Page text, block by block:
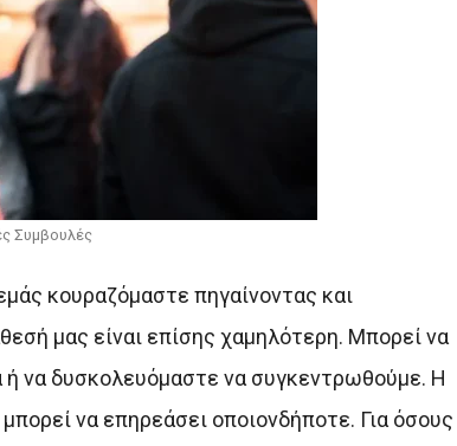
Συμβουλές
κουραζόμαστε πηγαίνοντας και
μας είναι επίσης χαμηλότερη. Μπορεί να
ή να δυσκολευόμαστε να συγκεντρωθούμε. Η
μπορεί να επηρεάσει οποιονδήποτε. Για όσους